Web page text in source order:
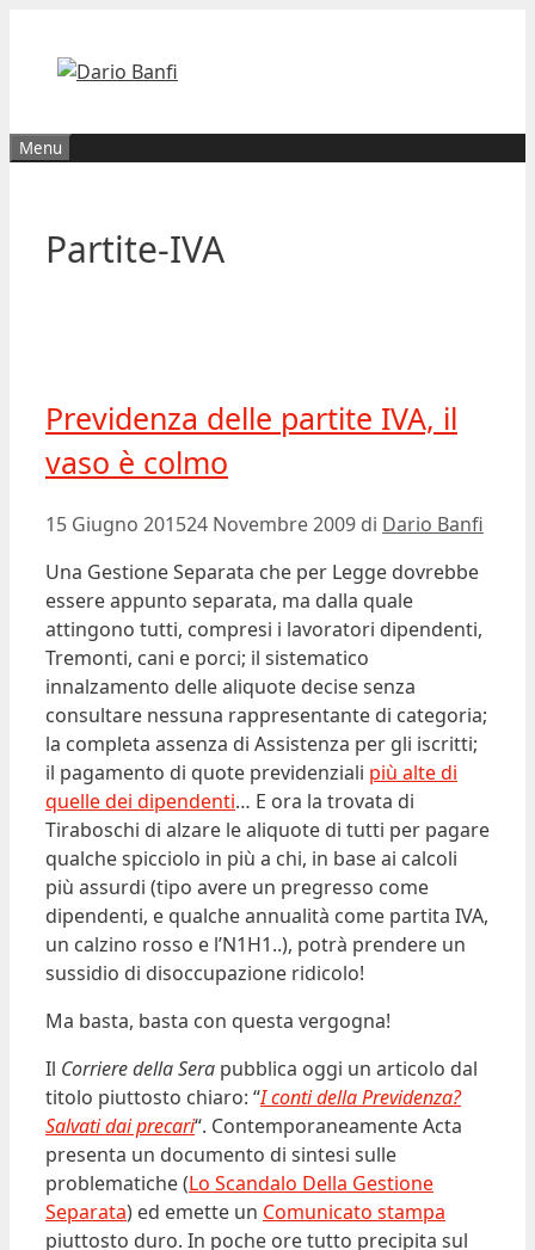
contenuto
Menu
Partite-IVA
Previdenza delle partite IVA, il
vaso è colmo
15 Giugno 201524 Novembre 2009 di Dario Banfi
Una Gestione Separata che per Legge dovrebbe
essere appunto separata, ma dalla quale
attingono tutti, compresi i lavoratori dipendenti,
Tremonti, cani e porci; il sistematico
innalzamento delle aliquote decise senza
consultare nessuna rappresentante di categoria;
la completa assenza di Assistenza per gli iscritti;
il pagamento di quote previdenziali più alte di
quelle dei dipendenti… E ora la trovata di
Tiraboschi di alzare le aliquote di tutti per pagare
qualche spicciolo in più a chi, in base ai calcoli
più assurdi (tipo avere un pregresso come
dipendenti, e qualche annualità come partita IVA,
un calzino rosso e l’N1H1..), potrà prendere un
sussidio di disoccupazione ridicolo!
Ma basta, basta con questa vergogna!
Il Corriere della Sera pubblica oggi un articolo dal
titolo piuttosto chiaro: “I conti della Previdenza?
Salvati dai precari“. Contemporaneamente Acta
presenta un documento di sintesi sulle
problematiche (Lo Scandalo Della Gestione
Separata) ed emette un Comunicato stampa
piuttosto duro. In poche ore tutto precipita sul